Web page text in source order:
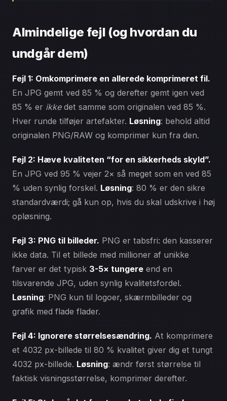
Almindelige fejl (og hvordan du
undgår dem)
Fejl 1: Omkomprimere en allerede komprimeret fil.
En JPG gemt ved 85 % og derefter gemt igen ved
85 % er ikkedet samme som originalen ved 85 %.
Hver runde tilføjer artefakter. Løsning: behold altid
originalen PNG/RAW og komprimer kun fra den.
Fejl 2: Hæve kvaliteten “for en sikkerheds skyld”.
En JPG ved 95 % vejer 2× så meget som en ved 85
% uden synlig forskel. Løsning: 80 % er den sikre
standardværdi; gå kun op, hvis du skal udskrive i høj
opløsning.
Fejl 3: PNG til billeder. PNG er tabsfri: den kasserer
ikke data. Til et billede med millioner af unikke
farver er det typisk 3-5× tungere end en
tilsvarende JPG, uden synlig kvalitetsfordel.
Løsning: PNG kun til logoer, skærmbilleder og
grafik med flade flader.
Fejl 4: Ignorere størrelsesændring. At komprimere
et 4032 px-billede til 80 % kvalitet giver dig et tungt
4032 px-billede. Løsning: ændr først størrelse til
faktisk visningsstørrelse, komprimer derefter.